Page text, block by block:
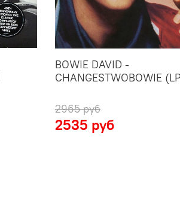
BOWIE DAVID -
CHANGESTWOBOWIE
2965 руб
2535 руб